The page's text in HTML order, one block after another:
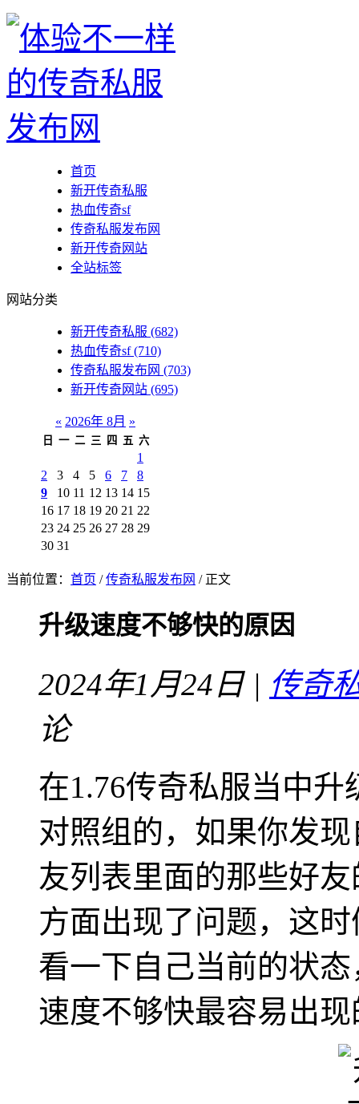
首页
新开传奇私服
热血传奇sf
传奇私服发布网
新开传奇网站
全站标签
网站分类
新开传奇私服 (682)
热血传奇sf(710)
传奇私服发布网 (703)
新开传奇网站 (695)
« 2026年 8月 »
日 一 二 三 四 五 六
1
2
3 4 5 6 7
8
9
10 11 12 13 14 15
16 17 18 19 20 21 22
23 24 25 26 27 28 29
30 31
当前位置： 首页 /传奇私服发布网 / 正文
升级速度不够快的原因
2024年1月24日 | 传奇
论
在1.76传奇私服当中
对照组的，如果你发
友列表里面的那些好
方面出现了问题，这
看一下自己当前的状
速度不够快最容易出